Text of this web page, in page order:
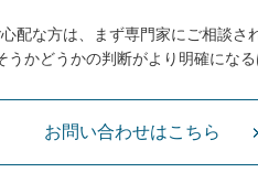
配な方は、まず専門家にご相談さ
かどうかの判断がより明確にな
お問い合わせはこちら